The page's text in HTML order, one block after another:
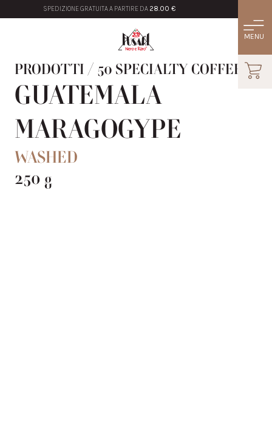
SPEDIZIONE GRATUITA A PARTIRE DA 28.00 €
PRODOTTI / 50 SPECIALTY COFFEE
GUATEMALA
MARAGOGYPE
WASHED
250 g